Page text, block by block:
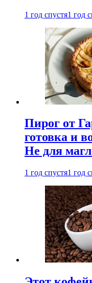
1 год спустя1 год
Пирог от
готовка и
Не для
1 год спустя1 год